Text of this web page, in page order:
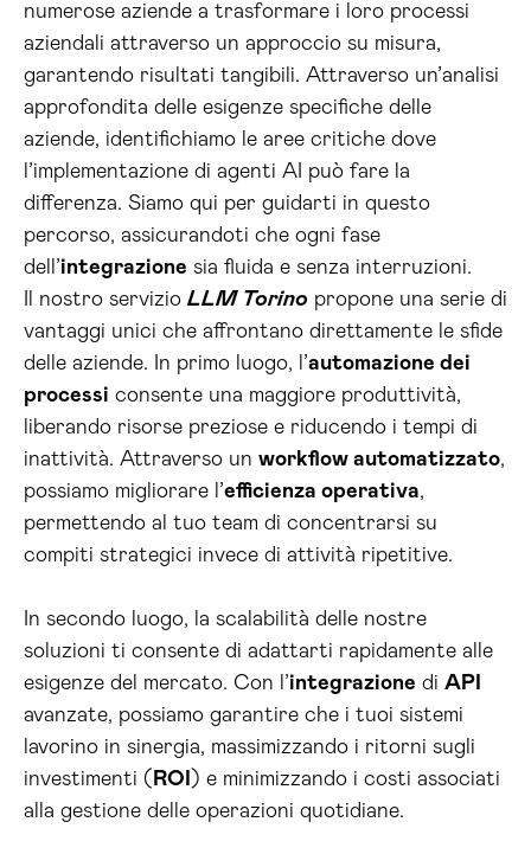
numerose aziende a trasformare i loro processi
aziendali attraverso un approccio su misura,
garantendo risultati tangibili. Attraverso un’analisi
approfondita delle esigenze specifiche delle
aziende, identifichiamo le aree critiche dove
l’implementazione di agenti AI può fare la
differenza. Siamo qui per guidarti in questo
percorso, assicurandoti che ogni fase
dell’integrazione sia fluida e senza interruzioni.
Il nostro servizio LLM Torino propone una serie di
vantaggi unici che affrontano direttamente le sfide
delle aziende. In primo luogo, l’automazione dei
processi consente una maggiore produttività,
liberando risorse preziose e riducendo i tempi di
inattività. Attraverso un workflow automatizzato,
possiamo migliorare l’efficienza operativa,
permettendo al tuo team di concentrarsi su
compiti strategici invece di attività ripetitive.
In secondo luogo, la scalabilità delle nostre
soluzioni ti consente di adattarti rapidamente alle
esigenze del mercato. Con l’integrazione di API
avanzate, possiamo garantire che i tuoi sistemi
lavorino in sinergia, massimizzando i ritorni sugli
investimenti ( ROI ) e minimizzando i costi associati
alla gestione delle operazioni quotidiane.